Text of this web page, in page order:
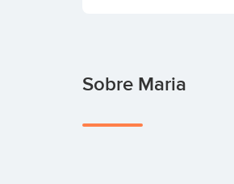
Sobre Maria